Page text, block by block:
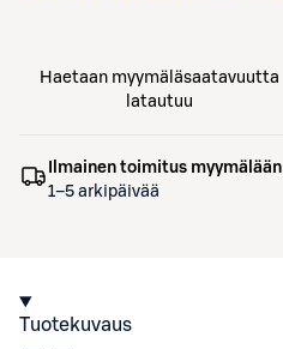
Haetaan myymäläsaatavuutta
latautuu
Ilmainen toimitus myymälään
1–5 arkipäivää
Tuotekuvaus